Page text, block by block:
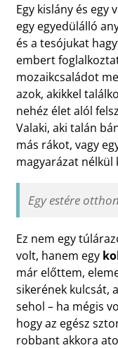
Egy kislány és egy
egy egyedülálló
és a tesójukat
embert
mozaikcsaládot
azok, akikkel
nehéz élet alól
Valaki, aki talán
más rákot, vagy
magyarázat
Egy estére
Ez nem egy
volt, hanem egy
már előttem,
sikerének kulcsát,
sehol – ha mégis
hogy az egész
robbant akkora